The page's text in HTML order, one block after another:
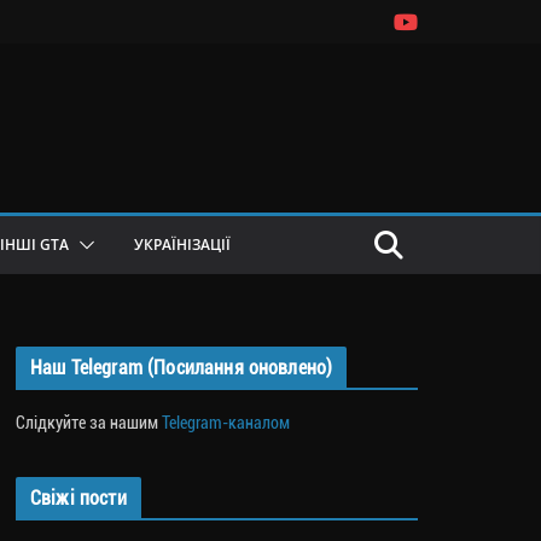
ІНШІ GTA УКРАЇНІЗАЦІЇ
Наш Telegram (Посилання оновлено)
Слідкуйте за нашимTelegram-каналом
Свіжі пости